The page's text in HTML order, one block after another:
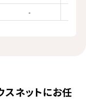
-
ネットにお任